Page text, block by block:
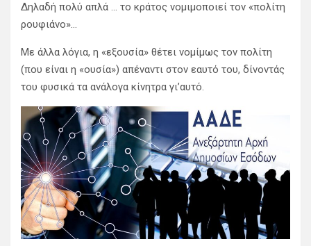
Δηλαδή πολύ απλά … το κράτος νομιμοποιεί τον «πολίτη
ρουφιάνο»…
Με άλλα λόγια, η «εξουσία» θέτει νομίμως τον πολίτη
(που είναι η «ουσία») απέναντι στον εαυτό του, δίνοντάς
του φυσικά τα ανάλογα κίνητρα γι’αυτό.